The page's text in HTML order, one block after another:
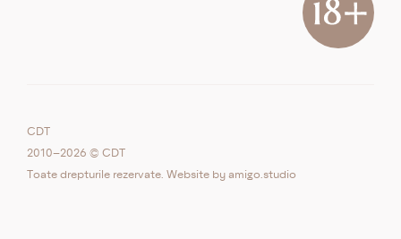
CDT
2010–2026 © CDT
Toate drepturile rezervate. Website by amigo.studio